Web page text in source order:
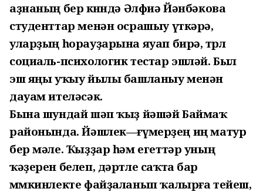
аҙнаның бер көнөндә Әлфиә Йәнбәкова
студенттар менән осрашыу үткәрә,
уларҙың һорауҙарына яуап бирә, төрлө
социаль-психологик тестар эшләй. Был
эш яңы уҡыу йылы башланыу менән
дауам ителәсәк.
Бына шундай шәп ҡыҙ йәшәй Баймаҡ
районында. Йәшлек—ғүмерҙең иң матур
бер мәле. Ҡыҙҙар һәм егеттәр уның
ҡәҙерен белеп, дәртле саҡта бар
мөмкинлекте файҙаланып ҡалырға тейеш,